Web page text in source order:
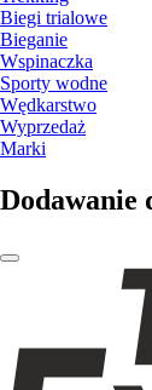
Biegi trialowe
Bieganie
Wspinaczka
Sporty wodne
Wędkarstwo
Wyprzedaż
Marki
Dodawanie